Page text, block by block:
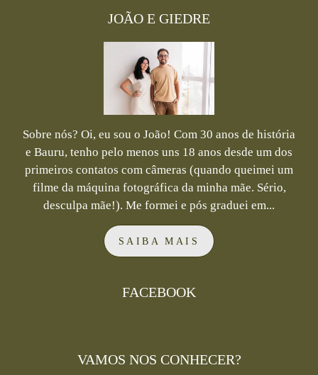
JOÃO E GIEDRE
Sobre nós? Oi, eu sou o João! Com 30 anos de história
e Bauru, tenho pelo menos uns 18 anos desde um dos
primeiros contatos com câmeras (quando queimei um
filme da máquina fotográfica da minha mãe. Sério,
desculpa mãe!). Me formei e pós graduei em...
SAIBA MAIS
FACEBOOK
VAMOS NOS CONHECER?